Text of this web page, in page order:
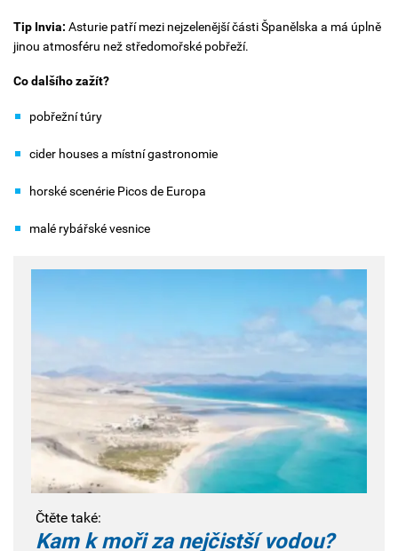
Tip Invia: Asturie patří mezi nejzelenější části Španělska a má úplně
jinou atmosféru než středomořské pobřeží.
Co dalšího zažít?
pobřežní túry
cider houses a místní gastronomie
horské scenérie Picos de Europa
malé rybářské vesnice
Čtěte také:
Kam k moři za nejčistší vodou?